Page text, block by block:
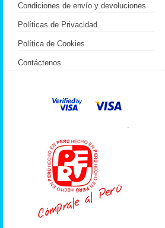
Condiciones de envío y devoluciones
Políticas de Privacidad
Política de Cookies
Contáctenos
.